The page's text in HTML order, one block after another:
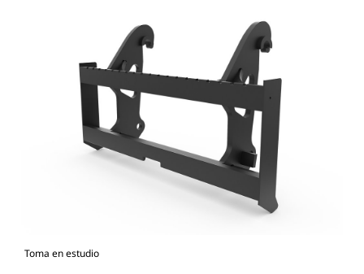
Toma en estudio